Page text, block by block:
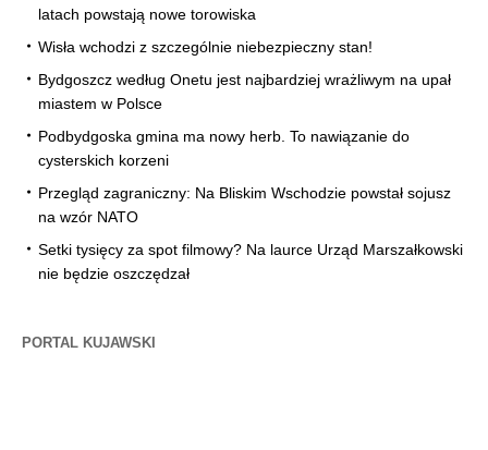
latach powstają nowe torowiska
Wisła wchodzi z szczególnie niebezpieczny stan!
Bydgoszcz według Onetu jest najbardziej wrażliwym na upał
miastem w Polsce
Podbydgoska gmina ma nowy herb. To nawiązanie do
cysterskich korzeni
Przegląd zagraniczny: Na Bliskim Wschodzie powstał sojusz
na wzór NATO
Setki tysięcy za spot filmowy? Na laurce Urząd Marszałkowski
nie będzie oszczędzał
PORTAL KUJAWSKI